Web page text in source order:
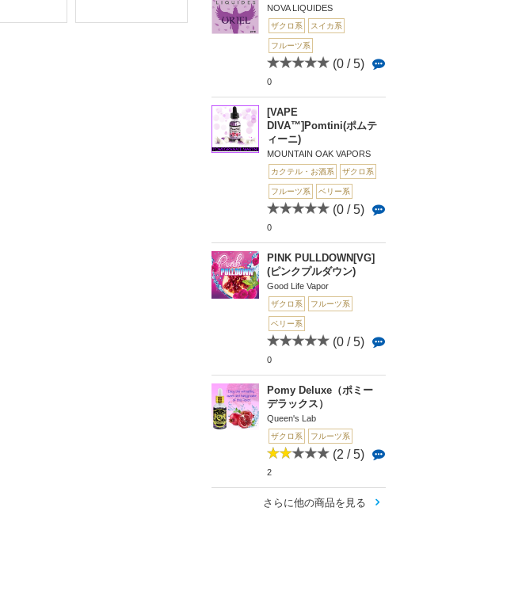
NOVA LIQUIDES
ザクロ系 スイカ系
フルーツ系
(0 / 5)
0
[VAPE
DIVA™]Pomtini(ポムテ
ィーニ)
MOUNTAIN OAK VAPORS
カクテル・お酒系 ザクロ系
フルーツ系 ベリー系
(0 / 5)
0
PINK PULLDOWN[VG]
(ピンクプルダウン)
Good Life Vapor
ザクロ系 フルーツ系
ベリー系
(0 / 5)
0
Pomy Deluxe（ポミー
デラックス）
Queen's Lab
ザクロ系 フルーツ系
(2 / 5)
2
さらに他の商品を見る
ットケー)